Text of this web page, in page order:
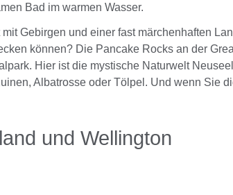
Bad im warmen Wasser.
Gebirgen und einer fast märchenhaften
können? Die Pancake Rocks an der
Hier ist die mystische Naturwelt
Albatrosse oder Tölpel. Und wenn Sie
und Wellington